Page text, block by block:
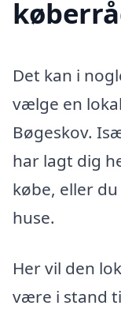
Det kan i
vælge en
Bøgeskov.
har lagt dig
købe, eller
huse.
Her vil den
være i stand